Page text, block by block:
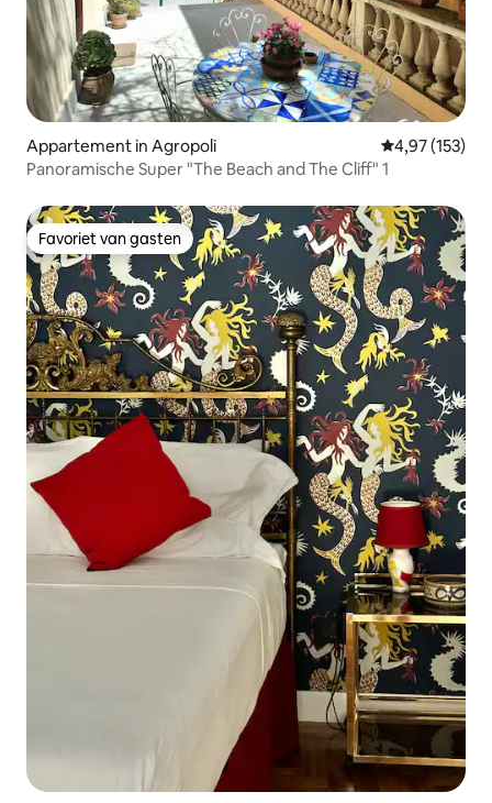
Appartement in Agropoli Gemiddelde
4,97 (153)
Panoramische Super "The Beach and The Cliff" 1
Favoriet van gasten
Favoriet van gasten